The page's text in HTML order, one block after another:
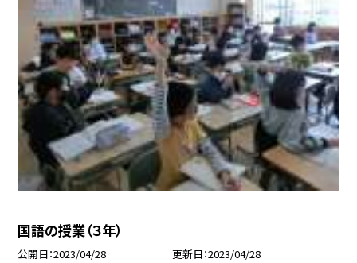
国語の授業（３年）
公開日 2023/04/28 更新日 2023/04/28